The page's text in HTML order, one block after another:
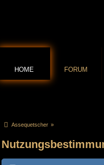
HOME FORUM
Assequetscher »